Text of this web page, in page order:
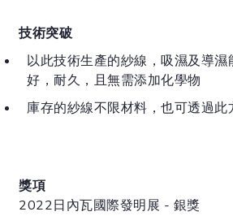
技術突破
以此技術生產的紗線，吸濕及導濕
好，耐久，且無需添加化學物
庫存的紗線不限材料，也可透過此
獎項
2022日內瓦國際發明展 - 銀獎